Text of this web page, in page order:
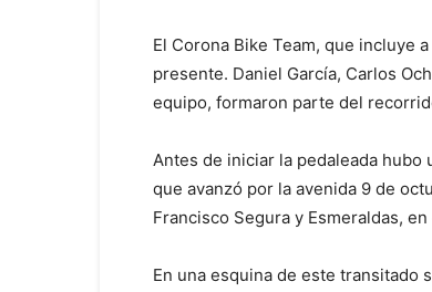
El Corona Bike Team, que incluye
presente. Daniel García, Carlos
equipo, formaron parte del
Antes de iniciar la pedaleada
que avanzó por la avenida 9 de
Francisco Segura y Esmeraldas, en
En una esquina de este transitado